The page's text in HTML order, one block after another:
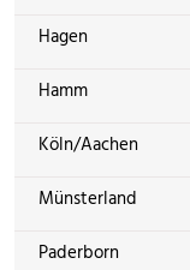
Hagen
Hamm
Köln/Aachen
Münsterland
Paderborn